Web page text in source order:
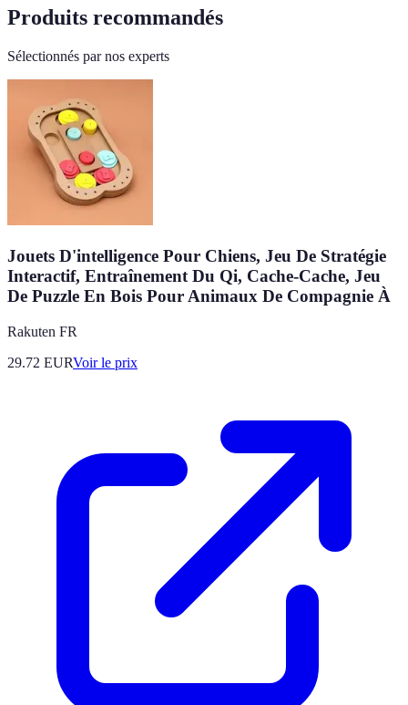
Produits recommandés
Sélectionnés par nos experts
Jouets D'intelligence Pour Chiens, Jeu De Stratégie
Interactif, Entraînement Du Qi, Cache-Cache, Jeu
De Puzzle En Bois Pour Animaux De Compagnie À
Rakuten FR
29.72 EURVoir le prix